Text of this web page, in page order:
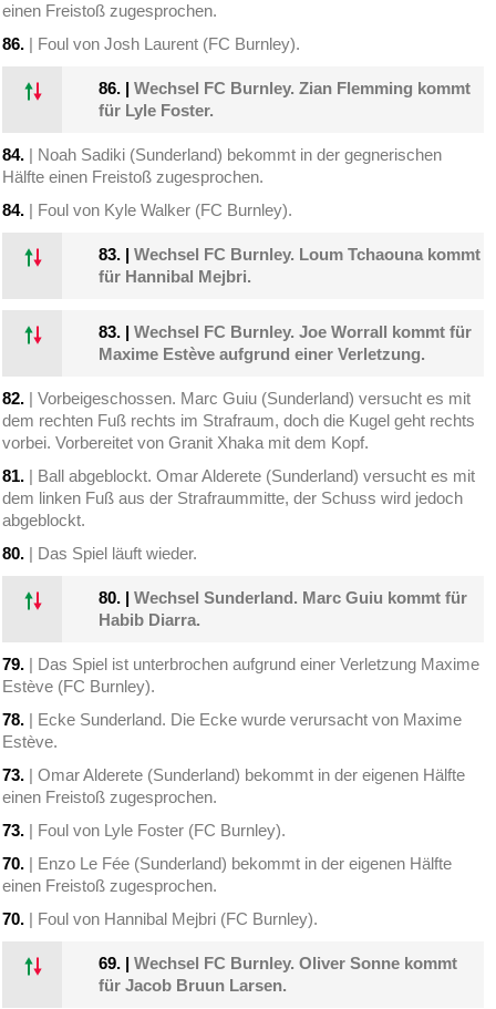
einen Freistoß zugesprochen.
86. | Foul von Josh Laurent (FC Burnley).
86. |Wechsel FC Burnley. Zian Flemming kommt
für Lyle Foster.
84. | Noah Sadiki (Sunderland) bekommt in der gegnerischen
Hälfte einen Freistoß zugesprochen.
84. | Foul von Kyle Walker (FC Burnley).
83. |Wechsel FC Burnley. Loum Tchaouna kommt
für Hannibal Mejbri.
83. |Wechsel FC Burnley. Joe Worrall kommt für
Maxime Estève aufgrund einer Verletzung.
82. | Vorbeigeschossen. Marc Guiu (Sunderland) versucht es mit
dem rechten Fuß rechts im Strafraum, doch die Kugel geht rechts
vorbei. Vorbereitet von Granit Xhaka mit dem Kopf.
81. | Ball abgeblockt. Omar Alderete (Sunderland) versucht es mit
dem linken Fuß aus der Strafraummitte, der Schuss wird jedoch
abgeblockt.
80. | Das Spiel läuft wieder.
80. |Wechsel Sunderland. Marc Guiu kommt für
Habib Diarra.
79. | Das Spiel ist unterbrochen aufgrund einer Verletzung Maxime
Estève (FC Burnley).
78. | Ecke Sunderland. Die Ecke wurde verursacht von Maxime
Estève.
73. | Omar Alderete (Sunderland) bekommt in der eigenen Hälfte
einen Freistoß zugesprochen.
73. | Foul von Lyle Foster (FC Burnley).
70. | Enzo Le Fée (Sunderland) bekommt in der eigenen Hälfte
einen Freistoß zugesprochen.
70. | Foul von Hannibal Mejbri (FC Burnley).
69. |Wechsel FC Burnley. Oliver Sonne kommt
für Jacob Bruun Larsen.